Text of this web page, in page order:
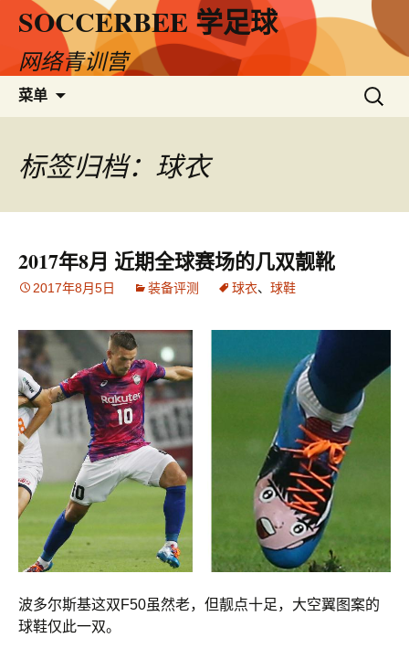
SOCCERBEE 学足球
网络青训营
菜单
容
搜
索：
标签归档：球衣
2017年8月 近期全球赛场的几双靓靴
2017年8月5日 装备评测 球衣、 球鞋
波多尔斯基这双F50虽然老，但靓点十足，大空翼图案的
球鞋仅此一双。